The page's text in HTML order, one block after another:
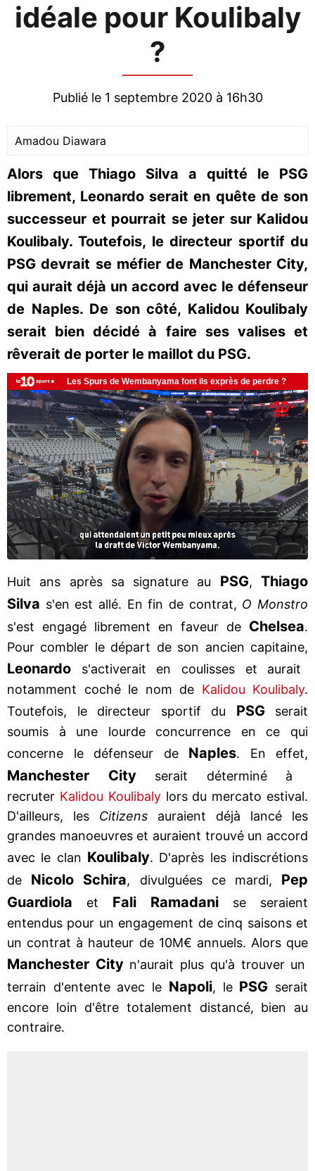
idéale pour Koulibaly
?
Publié le 1 septembre 2020 à 16h30
Amadou Diawara
Alors que Thiago Silva a quitté le PSG
librement, Leonardo serait en quête de son
successeur et pourrait se jeter sur Kalidou
Koulibaly. Toutefois, le directeur sportif du
PSG devrait se méfier de Manchester City,
qui aurait déjà un accord avec le défenseur
de Naples. De son côté, Kalidou Koulibaly
serait bien décidé à faire ses valises et
rêverait de porter le maillot du PSG.
Huit ans après sa signature au PSG,Thiago
Silva s'en est allé. En fin de contrat, O Monstro
s'est engagé librement en faveur de Chelsea.
Pour combler le départ de son ancien capitaine,
Leonardo s'activerait en coulisses et aurait
notamment coché le nom de Kalidou Koulibaly.
Toutefois, le directeur sportif du PSGserait
soumis à une lourde concurrence en ce qui
concerne le défenseur de Naples. En effet,
Manchester Cityserait déterminé à
recruter Kalidou Koulibalylors du mercato estival.
D'ailleurs, les Citizens auraient déjà lancé les
grandes manoeuvres et auraient trouvé un accord
avec le clan Koulibaly. D'après les indiscrétions
de Nicolo Schira, divulguées ce mardi, Pep
Guardiola et Fali Ramadani se seraient
entendus pour un engagement de cinq saisons et
un contrat à hauteur de 10M€ annuels. Alors que
Manchester Cityn'aurait plus qu'à trouver un
terrain d'entente avec le Napoli, lePSG serait
encore loin d'être totalement distancé, bien au
contraire.